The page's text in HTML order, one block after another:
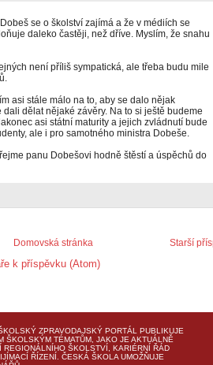
se o školství zajímá a že v médiích se
daleko častěji, než dříve. Myslím, že snahu
není příliš sympatická, ale třeba budu mile
asi stále málo na to, aby se dalo nějak
dělat nějaké závěry. Na to si ještě budeme
asi státní maturity a jejich zvládnutí bude
ale i pro samotného ministra Dobeše.
panu Dobešovi hodně štěstí a úspěchů do
Starší
Domovská stránka
k příspěvku (Atom)
ZPRAVODAJSKÝ PORTÁL PUBLIKUJE
ŠKOLSKÝM TÉMATŮM, JAKO JE AKTUÁLNĚ
REGIONÁLNÍHO ŠKOLSTVÍ, KARIÉRNÍ ŘÁD
ŘÍZENÍ. ČESKÁ ŠKOLA UMOŽŇUJE